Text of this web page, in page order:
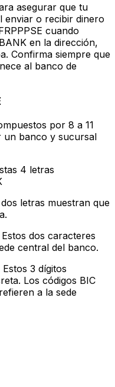
asegurar que tu
enviar o recibir dinero
cuando
en la dirección,
Confirma siempre que
al banco de
por 8 a 11
un banco y sucursal
4 letras
dos letras muestran que
Estos dos caracteres
central del banco.
Estos 3 dígitos
Los códigos BIC
a la sede